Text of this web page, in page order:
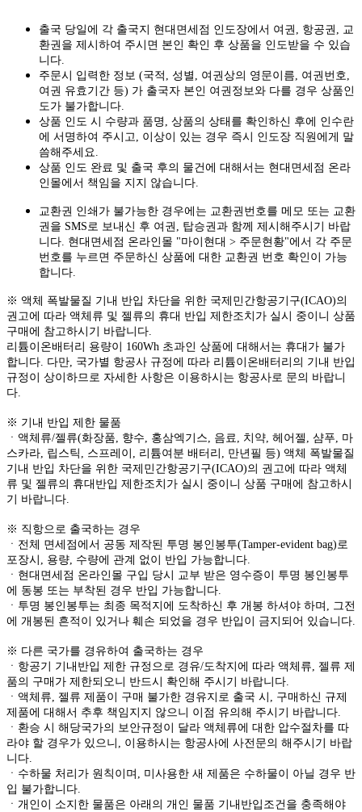
출국 당일에 각 출국지 현대면세점 인도장에서 여권, 항공권, 교
환권을 제시하여 주시면 본인 확인 후 상품을 인도받을 수 있습
니다.
주문시 입력한 정보 (국적, 성별, 여권상의 영문이름, 여권번호,
여권 유효기간 등) 가 출국자 본인 여권정보와 다를 경우 상품인
도가 불가합니다.
상품 인도 시 수량과 품명, 상품의 상태를 확인하신 후에 인수란
에 서명하여 주시고, 이상이 있는 경우 즉시 인도장 직원에게 말
씀해주세요.
상품 인도 완료 및 출국 후의 물건에 대해서는 현대면세점 온라
인몰에서 책임을 지지 않습니다.
교환권 인쇄가 불가능한 경우에는 교환권번호를 메모 또는 교환
권을 SMS로 보내신 후 여권, 탑승권과 함께 제시해주시기 바랍
니다. 현대면세점 온라인몰 "마이현대 > 주문현황"에서 각 주문
번호를 누르면 주문하신 상품에 대한 교환권 번호 확인이 가능
합니다.
※ 액체 폭발물질 기내 반입 차단을 위한 국제민간항공기구(ICAO)의
권고에 따라 액체류 및 젤류의 휴대 반입 제한조치가 실시 중이니 상품
구매에 참고하시기 바랍니다.
리튬이온배터리 용량이 160Wh 초과인 상품에 대해서는 휴대가 불가
합니다. 다만, 국가별 항공사 규정에 따라 리튬이온배터리의 기내 반입
규정이 상이하므로 자세한 사항은 이용하시는 항공사로 문의 바랍니
다.
※ 기내 반입 제한 물품
ㆍ액체류/젤류(화장품, 향수, 홍삼엑기스, 음료, 치약, 헤어젤, 샴푸, 마
스카라, 립스틱, 스프레이, 리튬여분 배터리, 만년필 등) 액체 폭발물질
기내 반입 차단을 위한 국제민간항공기구(ICAO)의 권고에 따라 액체
류 및 젤류의 휴대반입 제한조치가 실시 중이니 상품 구매에 참고하시
기 바랍니다.
※ 직항으로 출국하는 경우
ㆍ전체 면세점에서 공동 제작된 투명 봉인봉투(Tamper-evident bag)로
포장시, 용량, 수량에 관계 없이 반입 가능합니다.
ㆍ현대면세점 온라인몰 구입 당시 교부 받은 영수증이 투명 봉인봉투
에 동봉 또는 부착된 경우 반입 가능합니다.
ㆍ투명 봉인봉투는 최종 목적지에 도착하신 후 개봉 하셔야 하며, 그전
에 개봉된 흔적이 있거나 훼손 되었을 경우 반입이 금지되어 있습니다.
※ 다른 국가를 경유하여 출국하는 경우
ㆍ항공기 기내반입 제한 규정으로 경유/도착지에 따라 액체류, 젤류 제
품의 구매가 제한되오니 반드시 확인해 주시기 바랍니다.
ㆍ액체류, 젤류 제품이 구매 불가한 경유지로 출국 시, 구매하신 규제
제품에 대해서 추후 책임지지 않으니 이점 유의해 주시기 바랍니다.
ㆍ환승 시 해당국가의 보안규정이 달라 액체류에 대한 압수절차를 따
라야 할 경우가 있으니, 이용하시는 항공사에 사전문의 해주시기 바랍
니다.
ㆍ수하물 처리가 원칙이며, 미사용한 새 제품은 수하물이 아닐 경우 반
입 불가합니다.
ㆍ개인이 소지한 물품은 아래의 개인 물품 기내반입조건을 충족해야